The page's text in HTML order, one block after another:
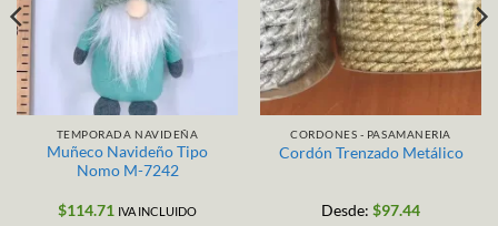
TEMPORADA NAVIDEÑA
Muñeco Navideño Tipo
Nomo M-7242
$114.71 IVA INCLUIDO
CORDONES - PASAMANERIA
Cordón Trenzado Metálico
Desde: $97.44